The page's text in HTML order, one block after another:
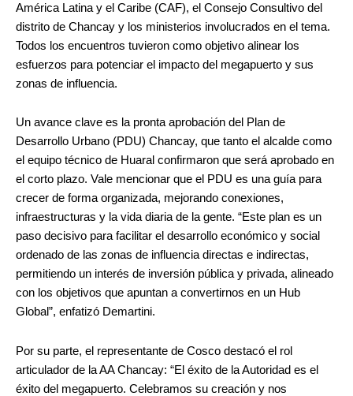
América Latina y el Caribe (CAF), el Consejo Consultivo del
distrito de Chancay y los ministerios involucrados en el tema.
Todos los encuentros tuvieron como objetivo alinear los
esfuerzos para potenciar el impacto del megapuerto y sus
zonas de influencia.
Un avance clave es la pronta aprobación del Plan de
Desarrollo Urbano (PDU) Chancay, que tanto el alcalde como
el equipo técnico de Huaral confirmaron que será aprobado en
el corto plazo. Vale mencionar que el PDU es una guía para
crecer de forma organizada, mejorando conexiones,
infraestructuras y la vida diaria de la gente. “Este plan es un
paso decisivo para facilitar el desarrollo económico y social
ordenado de las zonas de influencia directas e indirectas,
permitiendo un interés de inversión pública y privada, alineado
con los objetivos que apuntan a convertirnos en un Hub
Global”, enfatizó Demartini.
Por su parte, el representante de Cosco destacó el rol
articulador de la AA Chancay: “El éxito de la Autoridad es el
éxito del megapuerto. Celebramos su creación y nos